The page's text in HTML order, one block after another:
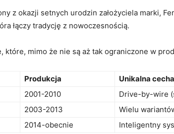
⁣z okazji​ setnych urodzin założyciela marki,
łączy tradycję z nowoczesnością.
mimo że nie są aż ⁢tak ograniczone w
Produkcja
Unikalna cecha
2001-2010
Drive-by-wire
2003-2013
Wielu
2014-obecnie Inteligentny